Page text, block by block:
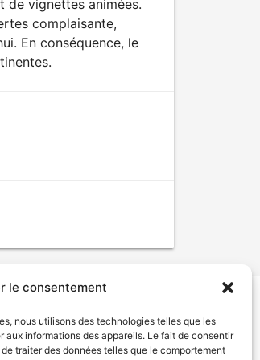
le consentement
nous utilisons des technologies telles que les
informations des appareils. Le fait de consentir
traiter des données telles que le comportement
de vignettes animées.
complaisante,
En conséquence, le
Politique de confidentialité